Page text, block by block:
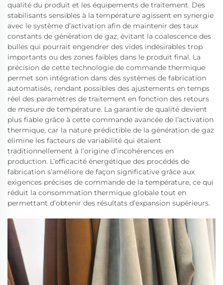
qualité du produit et les équipements de traitement. Des
stabilisants sensibles à la température agissent en synergie
avec le système d’activation afin de maintenir des taux
constants de génération de gaz, évitant la coalescence des
bulles qui pourrait engendrer des vides indésirables trop
importants ou des zones faibles dans le produit final. La
précision de cette technologie de commande thermique
permet son intégration dans des systèmes de fabrication
automatisés, rendant possibles des ajustements en temps
réel des paramètres de traitement en fonction des retours
de mesure de température. La garantie de qualité devient
plus fiable grâce à cette commande avancée de l’activation
thermique, car la nature prédictible de la génération de gaz
élimine les facteurs de variabilité qui étaient
traditionnellement à l’origine d’incohérences en
production. L’efficacité énergétique des procédés de
fabrication s’améliore de façon significative grâce aux
exigences précises de commande de la température, ce qui
réduit la consommation thermique globale tout en
permettant d’obtenir des résultats d’expansion supérieurs.